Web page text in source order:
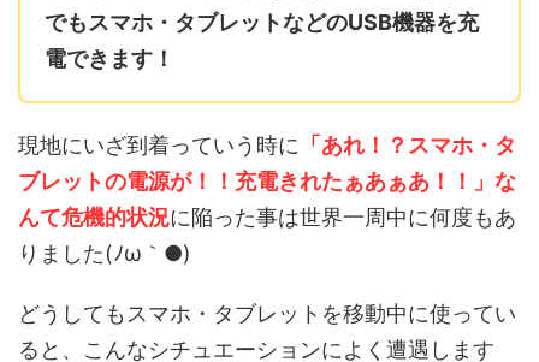
でもスマホ・タブレットなどのUSB機器を充
電できます！
現地にいざ到着っていう時に 「あれ！？スマホ・タ
ブレットの電源が！！充電きれたぁあぁあ！！」な
んて危機的状況に陥った事は世界一周中に何度もあ
りました(ﾉω｀●)
どうしてもスマホ・タブレットを移動中に使ってい
ると、こんなシチュエーションによく遭遇します